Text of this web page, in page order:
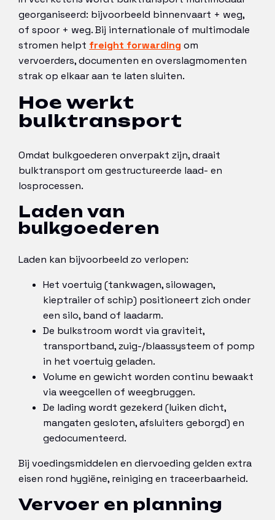
georganiseerd: bijvoorbeeld binnenvaart + weg,
of spoor + weg. Bij internationale of multimodale
stromen helpt freight forwarding om
vervoerders, documenten en overslagmomenten
strak op elkaar aan te laten sluiten.
Hoe werkt
bulktransport
Omdat bulkgoederen onverpakt zijn, draait
bulktransport om gestructureerde laad- en
losprocessen.
Laden van
bulkgoederen
Laden kan bijvoorbeeld zo verlopen:
Het voertuig (tankwagen, silowagen,
kieptrailer of schip) positioneert zich onder
een silo, band of laadarm.
De bulkstroom wordt via graviteit,
transportband, zuig-/blaassysteem of pomp
in het voertuig geladen.
Volume en gewicht worden continu bewaakt
via weegcellen of weegbruggen.
De lading wordt gezekerd (luiken dicht,
mangaten gesloten, afsluiters geborgd) en
gedocumenteerd.
Bij voedingsmiddelen en diervoeding gelden extra
eisen rond hygiëne, reiniging en traceerbaarheid.
Vervoer en planning